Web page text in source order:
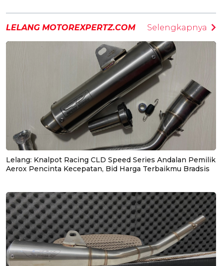
LELANG MOTOREXPERTZ.COM Selengkapnya
Lelang: Knalpot Racing CLD Speed Series Andalan Pemilik
Aerox Pencinta Kecepatan, Bid Harga Terbaikmu Bradsis